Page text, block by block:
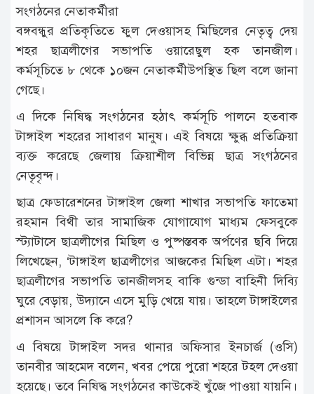
সংগঠনের নেতাকর্মীরা
বঙ্গবন্ধুর প্রতিকৃতিতে ফুল দেওয়াসহ মিছিলের নেতৃত্ব দেয়
শহর ছাত্রলীগের সভাপতি ওয়ারেছুল হক তানজীল।
কর্মসূচিতে ৮ থেকে ১০জন নেতাকর্মীউপস্থিত ছিল বলে জানা
গেছে।
এ দিকে নিষিদ্ধ সংগঠনের হঠাৎ কর্মসূচি পালনে হতবাক
টাঙ্গাইল শহরের সাধারণ মানুষ। এই বিষয়ে ক্ষুব্ধ প্রতিক্রিয়া
ব্যক্ত করেছে জেলায় ক্রিয়াশীল বিভিন্ন ছাত্র সংগঠনের
নেতৃবৃন্দ।
ছাত্র ফেডারেশনের টাঙ্গাইল জেলা শাখার সভাপতি ফাতেমা
রহমান বিথী তার সামাজিক যোগাযোগ মাধ্যম ফেসবুকে
স্ট্যাটাসে ছাত্রলীগের মিছিল ও পুষ্পস্তবক অর্পণের ছবি দিয়ে
লিখেছেন, ‘টাঙ্গাইল ছাত্রলীগের আজকের মিছিল এটা। শহর
ছাত্রলীগের সভাপতি তানজীলসহ বাকি গুন্ডা বাহিনী দিব্যি
ঘুরে বেড়ায়, উদ্যানে এসে মুড়ি খেয়ে যায়। তাহলে টাঙ্গাইলের
প্রশাসন আসলে কি করে?
এ বিষয়ে টাঙ্গাইল সদর থানার অফিসার ইনচার্জ (ওসি)
তানবীর আহমেদ বলেন, খবর পেয়ে পুরো শহরে টহল দেওয়া
হয়েছে। তবে নিষিদ্ধ সংগঠনের কাউকেই খুঁজে পাওয়া যায়নি।